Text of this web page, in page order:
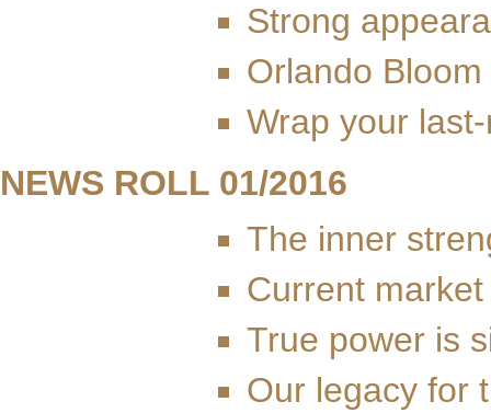
Strong
Orlando
Wrap your
NEWS ROLL 01/2016
The inner
Current
True power is
Our legacy for